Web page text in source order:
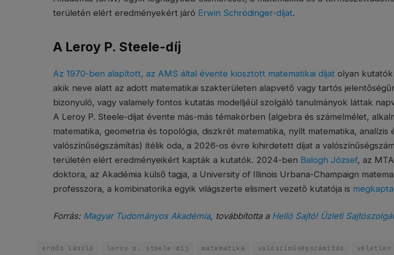
területén elért eredményekért járó Erwin Schrödinger-díjat.
A Leroy P. Steele-díj
Az 1970-ben alapított, az AMS által évente kiosztott matematikai díjat olyan
akik neve alatt az adott matematikai szakterületen alapvető vagy tartós
bizonyuló, vagy valamely fontos kutatás modelljéül szolgáló tanulmányok láttak
A Leroy P. Steele-díjat évente más-más témakörben (algebra és számelmélet,
matematika, geometria és topológia, diszkrét matematika, nyílt matematika, analízis
valószínűségszámítás) ítélik oda, a 2026-os évre kihirdetett díjat a
területén elért eredményeikért kapták a kutatók. 2024-ben Balogh József, az MTA
doktora, az Akadémia külső tagja, a University of Illinois Urbana-Champaign
professzora, a kombinatorika egyik világszerte elismert vezető kutatója is
Forrás: Magyar Tudományos Akadémia, továbbította a Helló Sajtó! Üzleti
erdős lászló leroy p. steele-díj matematika valószínűségszámítás véletlen